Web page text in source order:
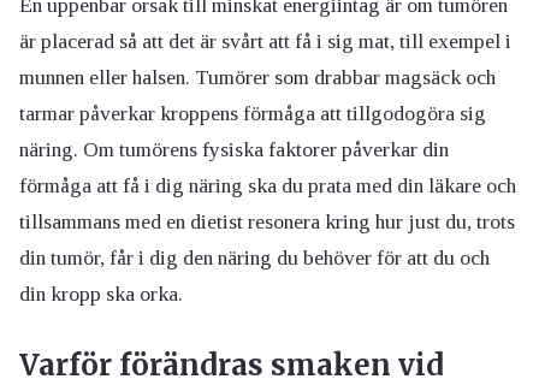
En uppenbar orsak till minskat energiintag är om tumören
är placerad så att det är svårt att få i sig mat, till exempel i
munnen eller halsen. Tumörer som drabbar magsäck och
tarmar påverkar kroppens förmåga att tillgodogöra sig
näring. Om tumörens fysiska faktorer påverkar din
förmåga att få i dig näring ska du prata med din läkare och
tillsammans med en dietist resonera kring hur just du, trots
din tumör, får i dig den näring du behöver för att du och
din kropp ska orka.
Varför förändras smaken vid